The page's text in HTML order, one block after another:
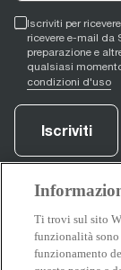
Iscriviti per
ricevere e-mail da
preparazione e
qualsiasi
condizioni d'uso
Iscriviti
Ti trovi sul sito
funzionalità
funzionamento